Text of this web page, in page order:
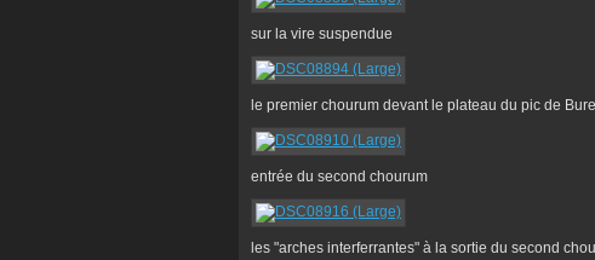
sur la vire suspendue
le premier chourum devant le plateau du pic de
entrée du second chourum
les "arches interferrantes" à la sortie du second